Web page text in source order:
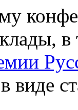
в
в виде